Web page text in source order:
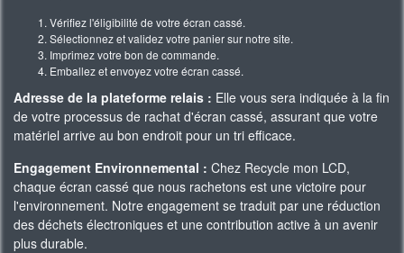
Vérifiez l'éligibilité de votre écran cassé.
Sélectionnez et validez votre panier sur notre site.
Imprimez votre bon de commande.
Emballez et envoyez votre écran cassé.
Adresse de la plateforme relais : Elle vous sera indiquée à la fin
de votre processus de rachat d'écran cassé, assurant que votre
matériel arrive au bon endroit pour un tri efficace.
Engagement Environnemental : Chez Recycle mon LCD,
chaque écran cassé que nous rachetons est une victoire pour
l'environnement. Notre engagement se traduit par une réduction
des déchets électroniques et une contribution active à un avenir
plus durable.